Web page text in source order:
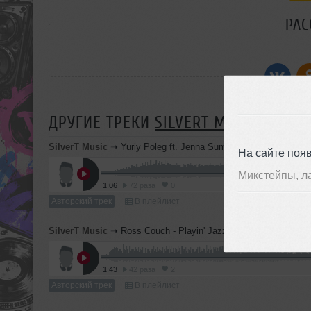
На сайте
Микстейпы,
ДРУГИЕ ТРЕКИ SILVERT MUSIC
SilverT Music ➝ Yuriy Poleg ft. Jenna Summer&SilverT(trumpet) -
1:06
Авторский трек
SilverT Music ➝ Ross Couch - Playin' Jazz (Kirby Vs SilverT
1:43
Авторский трек